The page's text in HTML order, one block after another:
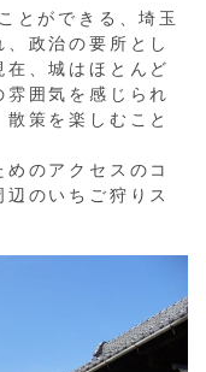
とができる、埼玉
政治の要所とし
、城はほとんど
囲気を感じられ
策を楽しむこと
のアクセスのコ
のいちご狩りス